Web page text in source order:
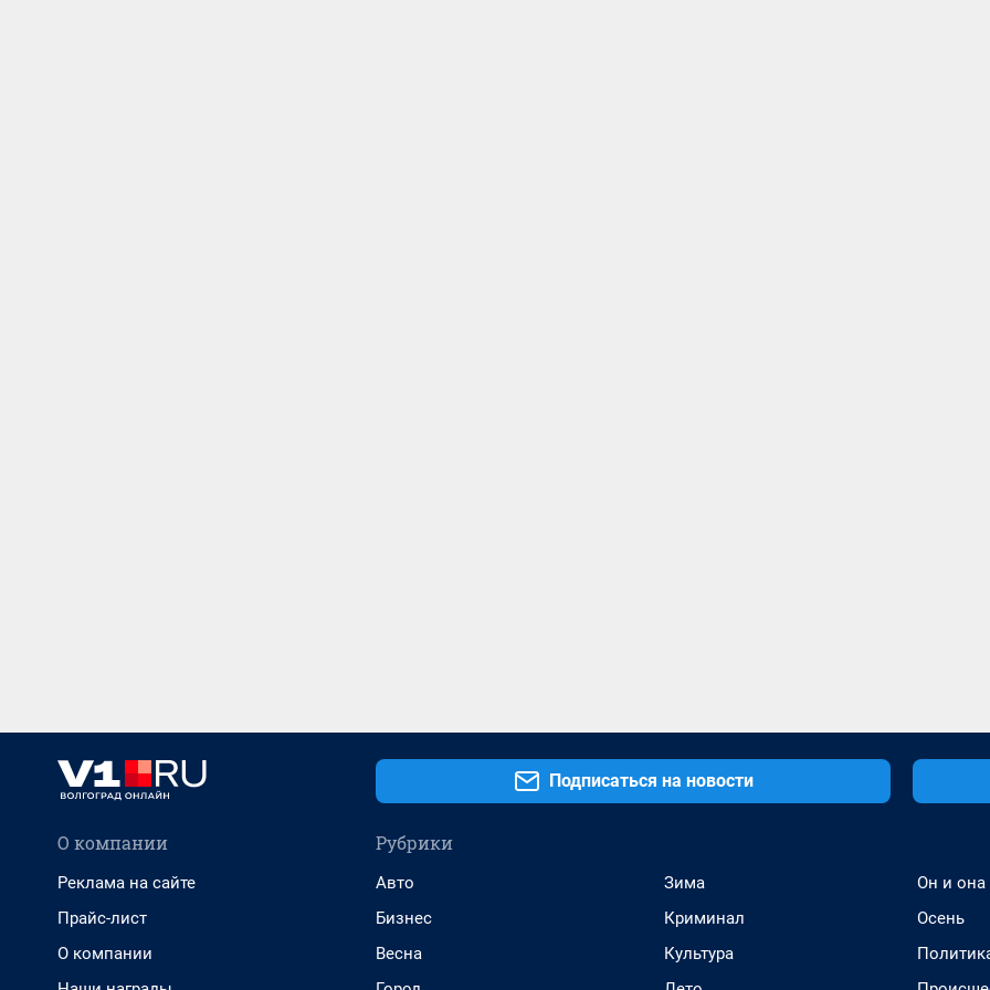
Подписаться на новости
О компании
Реклама на сайте
Прайс-лист
О компании
Рубрики
Авто
Бизнес
Весна
Зима
Криминал
Культура
Он и она
Осень